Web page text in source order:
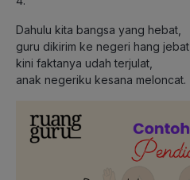
Dahulu kita bangsa yang hebat,
guru dikirim ke negeri hang jebat,
kini faktanya udah terjulat,
anak negeriku kesana meloncat.